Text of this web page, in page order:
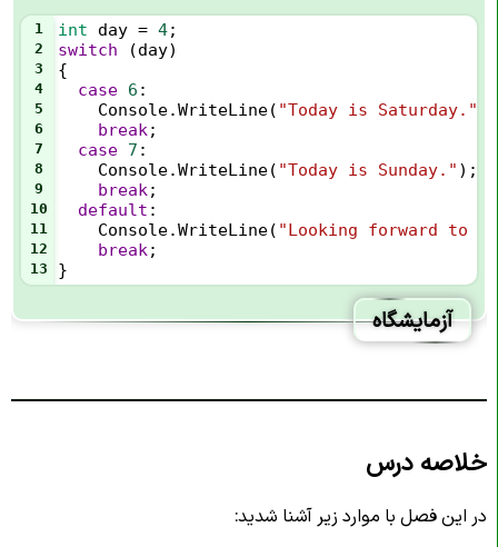
1 int day = 4;
2 switch (day)
3 {
4 case 6 :
5 Console.WriteLine( "Today is Saturday."
6 break ;
7 case 7 :
8 Console.WriteLine( "Today is Sunday." );
9 break ;
10 default :
11 Console.WriteLine( "Looking forward to
12 break ;
13 }
آزمایشگاه
خلاصه درس
در این فصل با موارد زیر آشنا شدید: